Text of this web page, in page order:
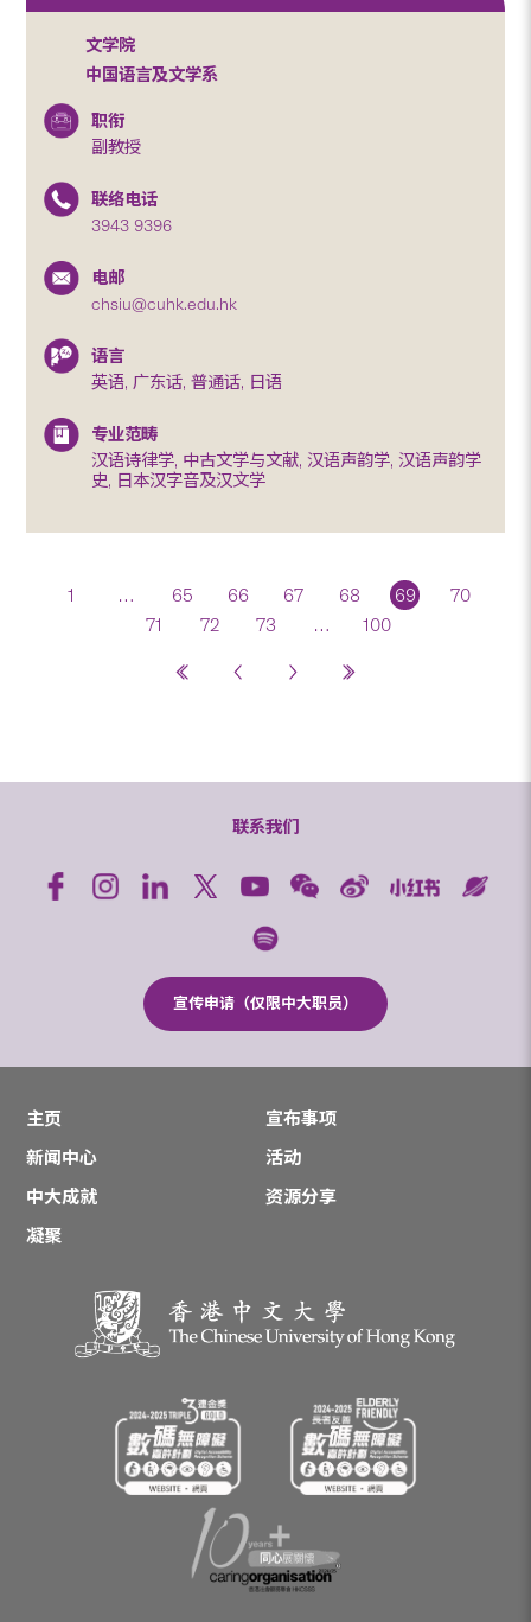
文学院
中国语言及文学系
职衔
副教授
联络电话
3943 9396
电邮
chsiu@cuhk.edu.hk
语言
英语, 广东话, 普通话, 日语
专业范畴
汉语诗律学, 中古文学与文献, 汉语声韵学, 汉语声韵学
史, 日本汉字音及汉文学
1 … 65 66 67 68 69
70
71
72 73 … 100
联系我们
宣传申请（仅限中大职员）
主页
宣布事项
新闻中心
活动
中大成就
资源分享
凝聚